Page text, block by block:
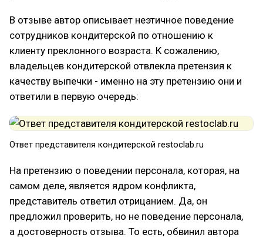
В отзыве автор описывает неэтичное поведение
сотрудников кондитерской по отношению к
клиенту преклонного возраста. К сожалению,
владельцев кондитерской отвлекла претензия к
качеству выпечки - именно на эту претензию они и
ответили в первую очередь:
Ответ представителя кондитерской restoclab.ru
На претензию о поведении персонала, которая, на
самом деле, является ядром конфликта,
представитель ответил отрицанием. Да, он
предложил проверить, но не поведение персонала,
а достоверность отзыва. То есть, обвинил автора